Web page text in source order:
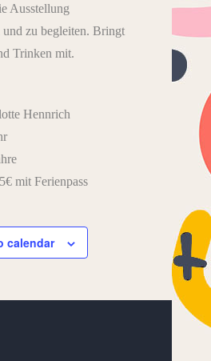
Ausstellung
und zu begleiten. Bringt
Trinken mit.
Hennrich
mit Ferienpass
calendar